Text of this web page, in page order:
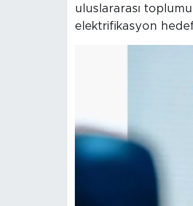
uluslararası toplumu
elektrifikasyon